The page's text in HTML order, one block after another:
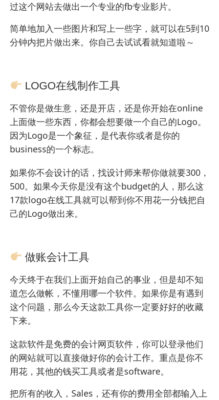
过这个网站去做出一个专业的fb专业影片。
简单地加入一些图片和写上一些字，就可以在5到10
分钟内把片做出来。你自己去试试看就知道啦～
LOGO在线制作工具
不管你是做生意，还是开店，还是你开始在online
上面做一些东西，你都会想要做一个自己的Logo。
因为Logo是一个象征，是代表你或者是你的
business的一个标志。
如果你不会设计的话，找设计师来帮你做就要300，
500。如果今天你是没有这个budget的人，那么这
17款logo在线工具就可以帮到你不用花一分钱把自
己的Logo做出来。
做账会计工具
今天终于在我们上面开始自己的事业，但是却不知
道怎么做帐，不懂用哪一个软件。如果你是有遇到
这个问题，那么今天这款工具你一定要好好的收藏
下来。
这款软件是免费的会计网页软件，你可以登录他们
的网站就可以直接做好你的会计工作。重点是你不
用花，其他的钱买工具或者是software。
把所有的收入，Sales，还有你的费用全部都输入上